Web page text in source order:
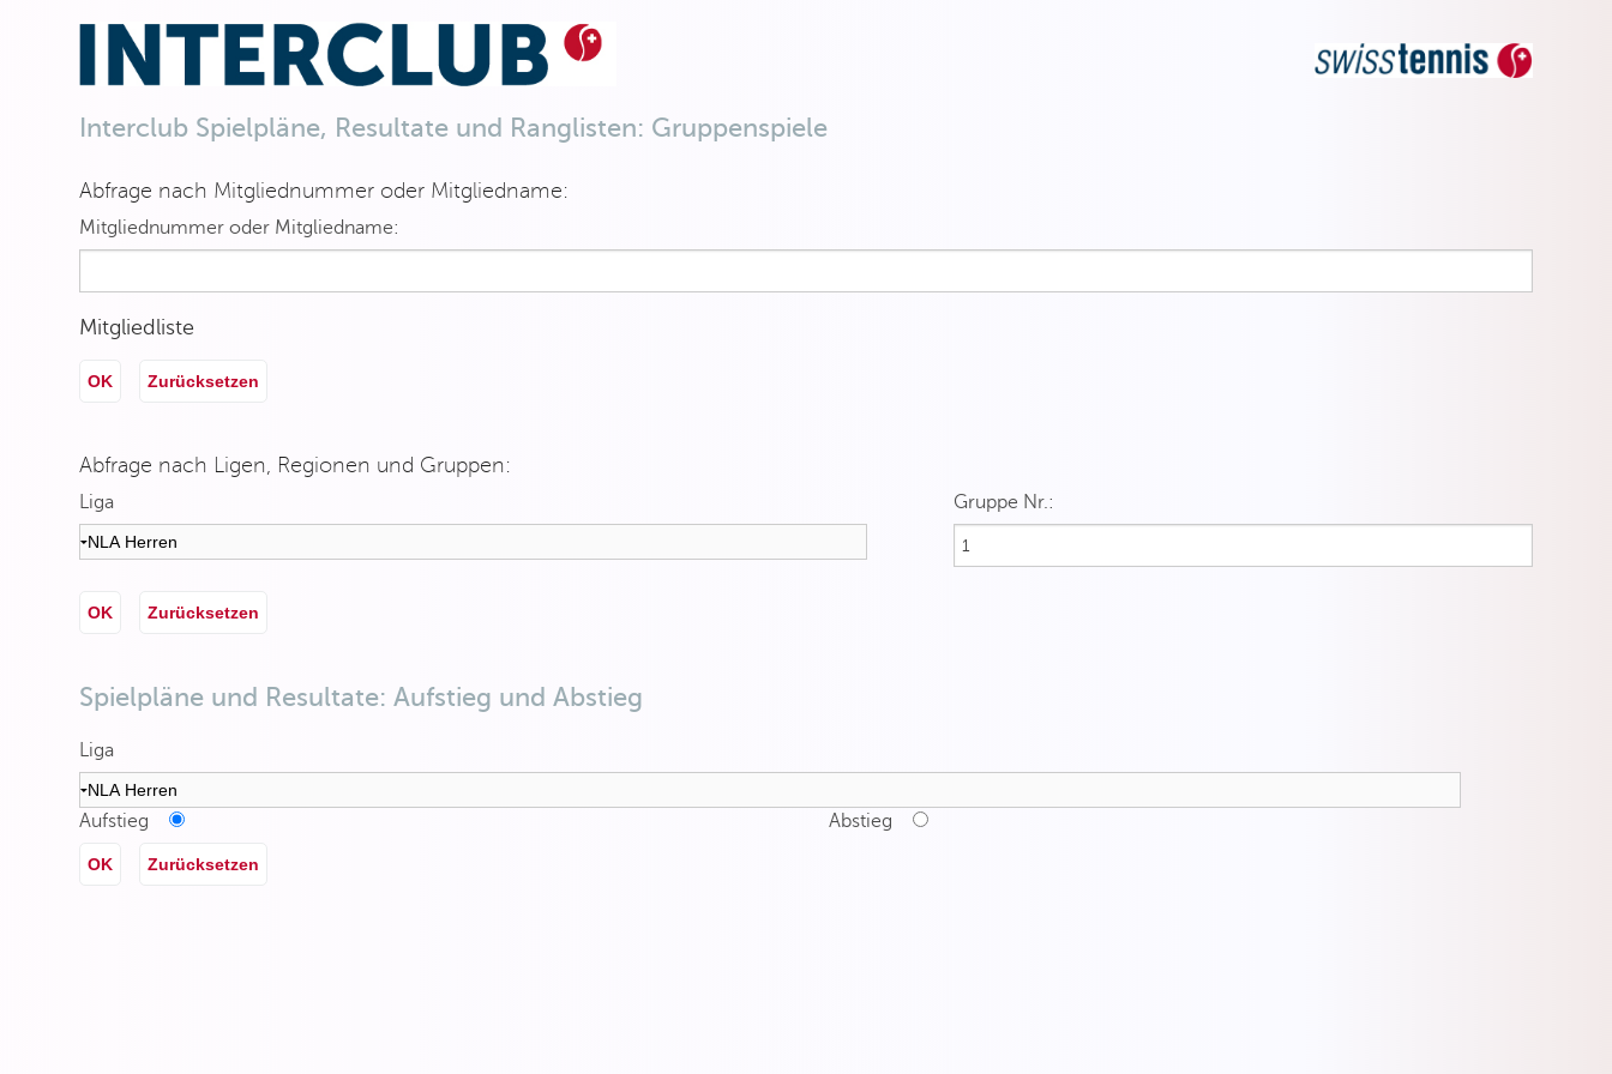
Interclub Spielpläne, Resultate und Ranglisten: Gruppenspiele
Abfrage nach Mitgliednummer oder Mitgliedname:
Mitgliednummer oder Mitgliedname:
Mitgliedliste
OK Zurücksetzen
Abfrage nach Ligen, Regionen und Gruppen:
Liga Gruppe Nr.:
OK Zurücksetzen
Spielpläne und Resultate: Aufstieg und Abstieg
Liga
Aufstieg Abstieg
OK Zurücksetzen